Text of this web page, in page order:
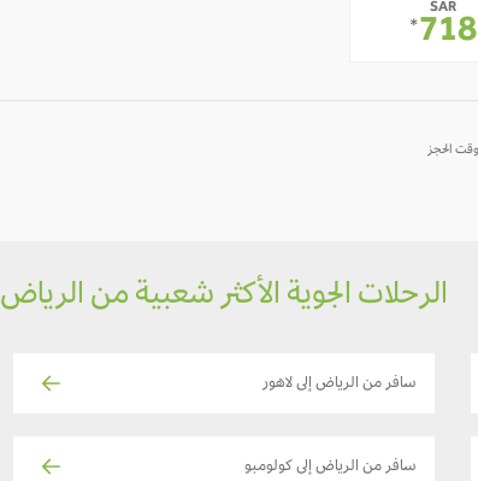
SAR
718
*
الرحلات الجوية الأكثر شعبية من الرياض
سافر من الرياض إلى لاهور
سافر من الرياض إلى كولومبو